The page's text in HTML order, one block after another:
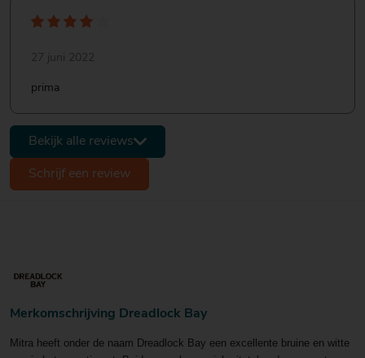
27 juni 2022
prima
Schrijf een review
Bekijk alle reviews
Merkomschrijving Dreadlock Bay
Mitra heeft onder de naam Dreadlock Bay een excellente bruine en witte